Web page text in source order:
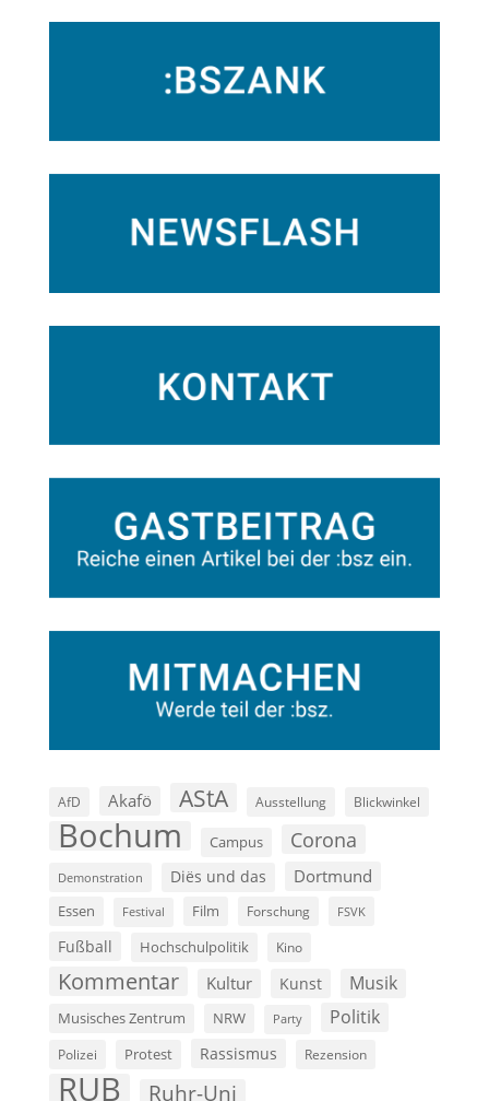
AfD Akafö AStA Ausstellung Blickwinkel
Bochum Campus Corona
Demonstration Diës und das Dortmund
Essen Festival Film Forschung FSVK
Fußball Hochschulpolitik Kino
Kommentar Kultur Kunst Musik
Musisches Zentrum NRW Party Politik
Polizei Protest Rassismus Rezension
RUB Ruhr-Uni